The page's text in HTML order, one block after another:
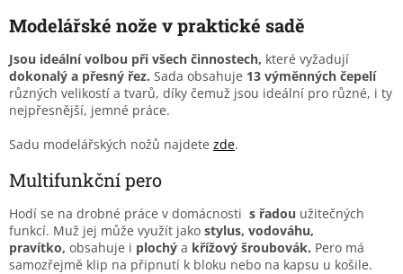
Modelářské nože v praktické sadě
Jsou ideální volbou při všech činnostech, které vyžadují
dokonalý a přesný řez. Sada obsahuje 13 výměnných čepelí
různých velikostí a tvarů, díky čemuž jsou ideální pro různé, i ty
nejpřesnější, jemné práce.
Sadu modelářských nožů najdete zde.
Multifunkční pero
Hodí se na drobné práce v domácnosti s řadou užitečných
funkcí. Muž jej může využít jako stylus, vodováhu,
pravítko, obsahuje i plochý a křížový šroubovák. Pero má
samozřejmě klip na připnutí k bloku nebo na kapsu u košile.